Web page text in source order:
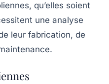
qu’elles soient
une analyse
leur fabrication, de